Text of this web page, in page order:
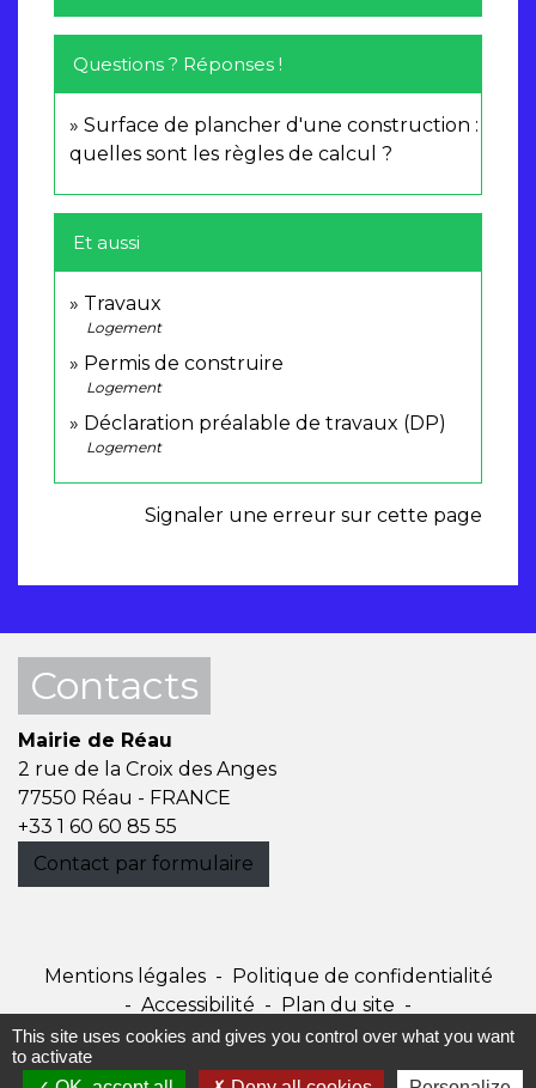
Questions ? Réponses !
Surface de plancher d'une construction :
quelles sont les règles de calcul ?
Et aussi
Travaux
Logement
Permis de construire
Logement
Déclaration préalable de travaux (DP)
Logement
Signaler une erreur sur cette page
Contacts
Mairie de Réau
2 rue de la Croix des Anges
77550 Réau - FRANCE
+33 1 60 60 85 55
Contact par formulaire
Mentions légales - Politique de confidentialité
- Accessibilité - Plan du site -
Gestion des cookies
This site uses cookies and gives you control over what you want
to activate